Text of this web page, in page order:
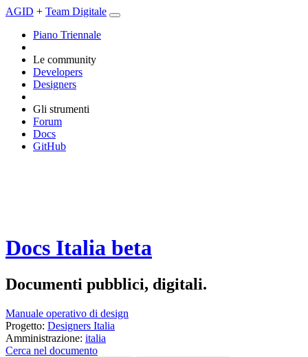
AGID + Team Digitale
Piano Triennale
Le community
Developers
Designers
Gli strumenti
Forum
Docs
GitHub
Docs Italia beta
Documenti pubblici, digitali.
Manuale operativo di design
Progetto: Designers Italia
Amministrazione: italia
Cerca nel documento